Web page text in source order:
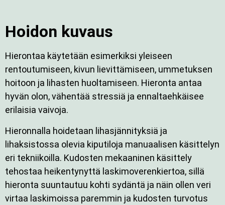
Hoidon kuvaus
Hierontaa käytetään esimerkiksi yleiseen
rentoutumiseen, kivun lievittämiseen, ummetuksen
hoitoon ja lihasten huoltamiseen. Hieronta antaa
hyvän olon, vähentää stressiä ja ennaltaehkäisee
erilaisia vaivoja.
Hieronnalla hoidetaan lihasjännityksiä ja
lihaksistossa olevia kiputiloja manuaalisen käsittelyn
eri tekniikoilla. Kudosten mekaaninen käsittely
tehostaa heikentynyttä laskimoverenkiertoa, sillä
hieronta suuntautuu kohti sydäntä ja näin ollen veri
virtaa laskimoissa paremmin ja kudosten turvotus